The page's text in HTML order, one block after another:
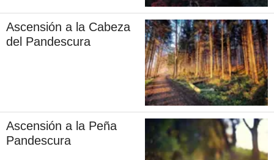
Ascensión a la Cabeza
del Pandescura
Ascensión a la Peña
Pandescura